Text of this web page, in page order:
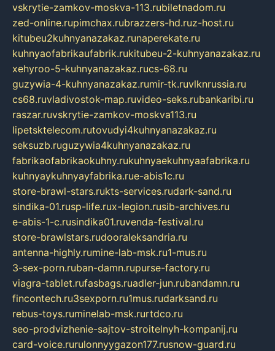
vskrytie-zamkov-moskva-113.rubiletnadom.ru
zed-online.rupimchax.rubrazzers-hd.ruz-host.ru
kitubeu2kuhnyanazakaz.runaperekate.ru
kuhnyaofabrikaufabrik.rukitubeu-2-kuhnyanazakaz.ru
xehyroo-5-kuhnyanazakaz.rucs-68.ru
guzywia-4-kuhnyanazakaz.rumir-tk.ruvlknrussia.ru
cs68.ruvladivostok-map.ruvideo-seks.rubankaribi.ru
raszar.ruvskrytie-zamkov-moskva113.ru
lipetsktelecom.rutovudyi4kuhnyanazakaz.ru
seksuzb.ruguzywia4kuhnyanazakaz.ru
fabrikaofabrikaokuhny.rukuhnyaekuhnyaafabrika.ru
kuhnyaykuhnyayfabrika.rue-abis1c.ru
store-brawl-stars.rukts-services.rudark-sand.ru
sindika-01.rusp-life.rux-legion.rusib-archives.ru
e-abis-1-c.rusindika01.ruvenda-festival.ru
store-brawlstars.rudooraleksandria.ru
antenna-highly.rumine-lab-msk.ru1-mus.ru
3-sex-porn.ruban-damn.rupurse-factory.ru
viagra-tablet.rufasbags.ruadler-jun.rubandamn.ru
fincontech.ru3sexporn.ru1mus.rudarksand.ru
rebus-toys.ruminelab-msk.rurtdco.ru
seo-prodvizhenie-sajtov-stroitelnyh-kompanij.ru
card-voice.rurulonnyygazon177.rusnow-guard.ru